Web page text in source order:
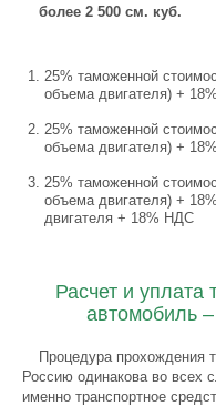
более 2 500 см. куб.
25% таможенной
объема двигателя) +
25% таможенной
объема двигателя) +
25% таможенной
объема двигателя) +
двигателя + 18% НДС
Расчет и
автомобиль
Процедура прохождения
Россию одинакова во всех
именно транспортное